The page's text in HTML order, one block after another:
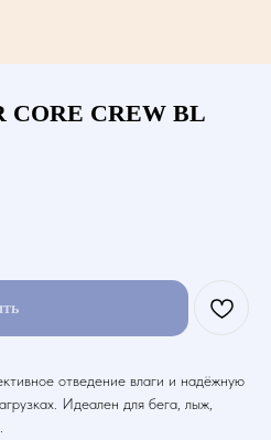
CORE CREW BL
отведение влаги и надёжную
Идеален для бега, лыж,